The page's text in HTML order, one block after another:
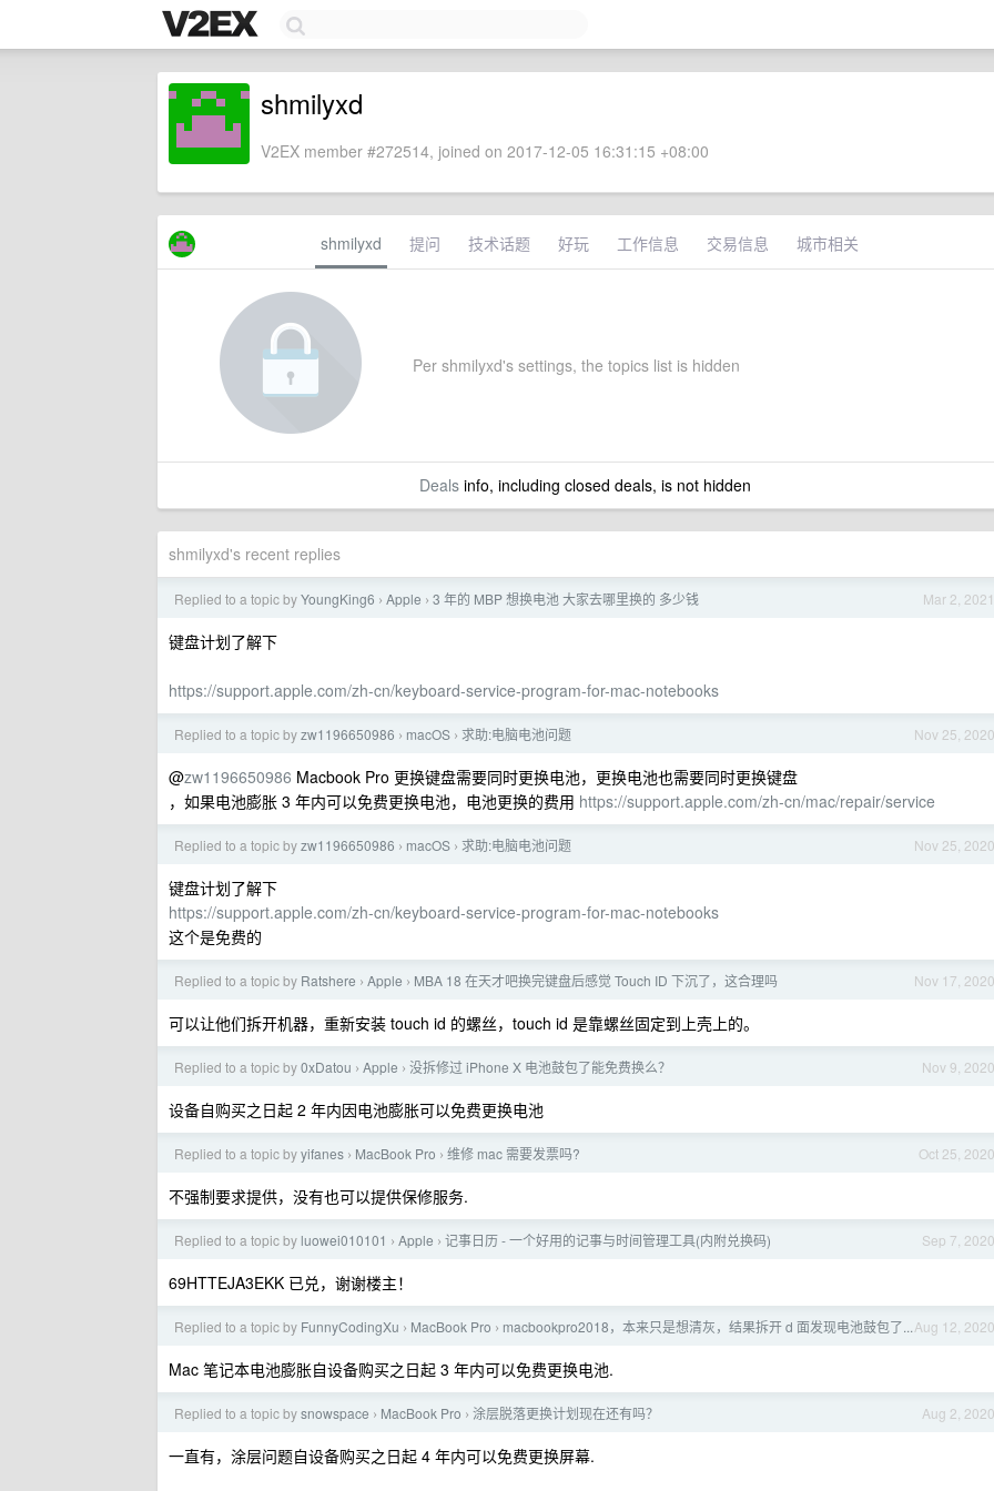
shmilyxd
V2EX member #272514, joined on 2017-12-05 16:31:15 +08:00
shmilyxd 提问 技术话题 好玩 工作信息 交易信息 城市相关
Per shmilyxd's settings, the topics list is hidden
Dealsinfo, including closed deals, is not hidden
shmilyxd's recent replies
Mar 2, 2021
Replied to a topic byYoungKing6 › Apple › 3 年的 MBP 想换电池 大家去哪里换的 多少钱
键盘计划了解下
https://support.apple.com/zh-cn/keyboard-service-program-for-mac-notebooks
Nov 25, 2020
Replied to a topic byzw1196650986 › macOS › 求助:电脑电池问题
@zw1196650986 Macbook Pro 更换键盘需要同时更换电池，更换电池也需要同时更换键盘
，如果电池膨胀 3 年内可以免费更换电池，电池更换的费用 https://support.apple.com/zh-cn/mac/repair/service
Nov 25, 2020
Replied to a topic byzw1196650986 › macOS › 求助:电脑电池问题
键盘计划了解下
https://support.apple.com/zh-cn/keyboard-service-program-for-mac-notebooks
这个是免费的
Nov 17, 2020
Replied to a topic by Ratshere › Apple › MBA 18 在天才吧换完键盘后感觉 Touch ID 下沉了，这合理吗
可以让他们拆开机器，重新安装 touch id 的螺丝，touch id 是靠螺丝固定到上壳上的。
Nov 9, 2020
Replied to a topic by0xDatou › Apple › 没拆修过 iPhone X 电池鼓包了能免费换么？
设备自购买之日起 2 年内因电池膨胀可以免费更换电池
Oct 25, 2020
Replied to a topic byyifanes › MacBook Pro › 维修 mac 需要发票吗?
不强制要求提供，没有也可以提供保修服务.
Sep 7, 2020
Replied to a topic by luowei010101 › Apple › 记事日历 - 一个好用的记事与时间管理工具(内附兑换码)
69HTTEJA3EKK 已兑，谢谢楼主！
Aug 12, 2020
Replied to a topic by FunnyCodingXu › MacBook Pro › macbookpro2018，本来只是想清灰，结果拆开 d 面发现电池鼓包了...
Mac 笔记本电池膨胀自设备购买之日起 3 年内可以免费更换电池.
Aug 2, 2020
Replied to a topic bysnowspace › MacBook Pro › 涂层脱落更换计划现在还有吗？
一直有，涂层问题自设备购买之日起 4 年内可以免费更换屏幕.